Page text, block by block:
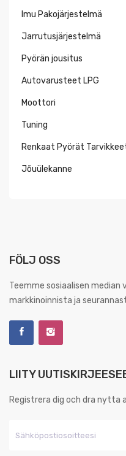
Imu Pakojärjestelmä
Jarrutusjärjestelmä
Pyörän jousitus
Autovarusteet LPG
Moottori
Tuning
Renkaat Pyörät
Jõuülekanne
FÖLJ OSS
Teemme sosiaalisen
markkinoinnista ja
LIITY
Registrera dig och dra nytta